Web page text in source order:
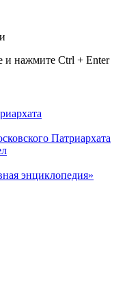
и нажмите Ctrl + Enter
Патриархата
энциклопедия»